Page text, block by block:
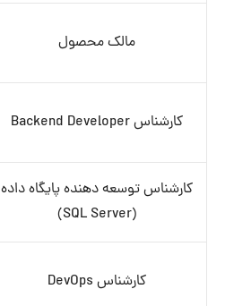
مالک محصول
کارشناس Backend Developer
کارشناس توسعه دهنده پایگاه داده
(SQL Server)
کارشناس DevOps